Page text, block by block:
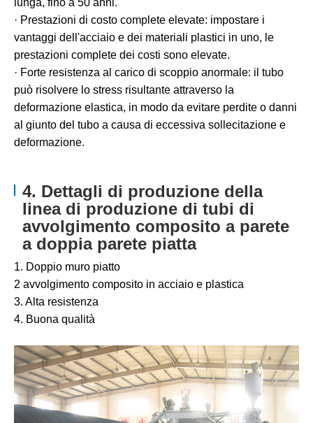
lunga, fino a 50 anni.
· Prestazioni di costo complete elevate: impostare i
vantaggi dell'acciaio e dei materiali plastici in uno, le
prestazioni complete dei costi sono elevate.
· Forte resistenza al carico di scoppio anormale: il tubo
può risolvere lo stress risultante attraverso la
deformazione elastica, in modo da evitare perdite o danni
al giunto del tubo a causa di eccessiva sollecitazione e
deformazione.
4. Dettagli di produzione della
linea di produzione di tubi di
avvolgimento composito a parete
a doppia parete piatta
1. Doppio muro piatto
2 avvolgimento composito in acciaio e plastica
3. Alta resistenza
4. Buona qualità